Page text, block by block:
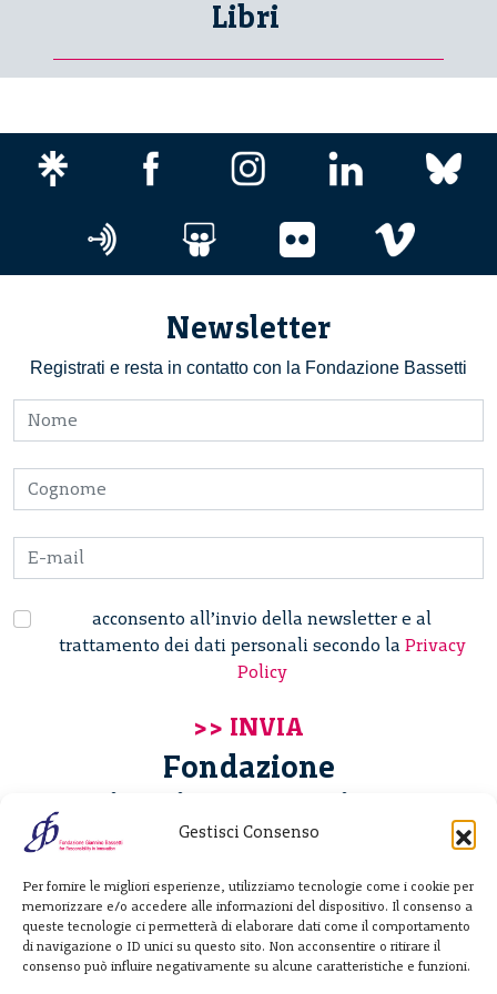
Gestisci Consenso
Per fornire le migliori esperienze, utilizziamo tecnologie come i cookie per
memorizzare e/o accedere alle informazioni del dispositivo. Il consenso a
queste tecnologie ci permetterà di elaborare dati come il comportamento
di navigazione o ID unici su questo sito. Non acconsentire o ritirare il
consenso può influire negativamente su alcune caratteristiche e funzioni.
Libri
Newsletter
Registrati e resta in contatto con la Fondazione Bassetti
acconsento all’invio della newsletter e al
trattamento dei dati personali secondo la Privacy
Policy
Fondazione
Giannino Bassetti ETS
20122 Milano - Italia
T. +39 02 781933
F. + 39 02 76392030